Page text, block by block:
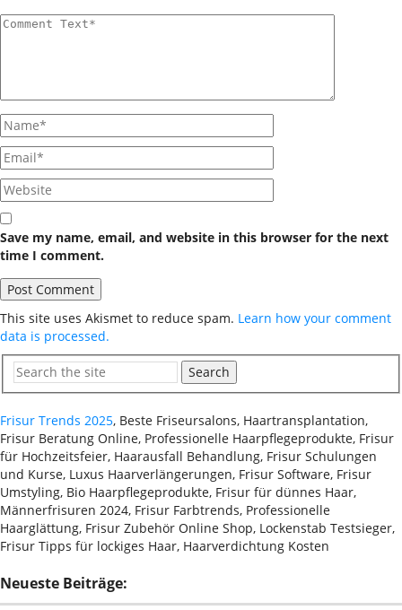
Save my name, email, and website in this browser for the next
time I comment.
This site uses Akismet to reduce spam. Learn how your comment
data is processed.
Search
Frisur Trends 2025, Beste Friseursalons, Haartransplantation,
Frisur Beratung Online, Professionelle Haarpflegeprodukte, Frisur
für Hochzeitsfeier, Haarausfall Behandlung, Frisur Schulungen
und Kurse, Luxus Haarverlängerungen, Frisur Software, Frisur
Umstyling, Bio Haarpflegeprodukte, Frisur für dünnes Haar,
Männerfrisuren 2024, Frisur Farbtrends, Professionelle
Haarglättung, Frisur Zubehör Online Shop, Lockenstab Testsieger,
Frisur Tipps für lockiges Haar, Haarverdichtung Kosten
Neueste Beiträge: